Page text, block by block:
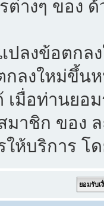
างๆ ของ ด้
ปลงข้อตกล
ลงใหม่ขึ้น
เมื่อท่านยอ
มาชิก ของ
ให้บริการ โ